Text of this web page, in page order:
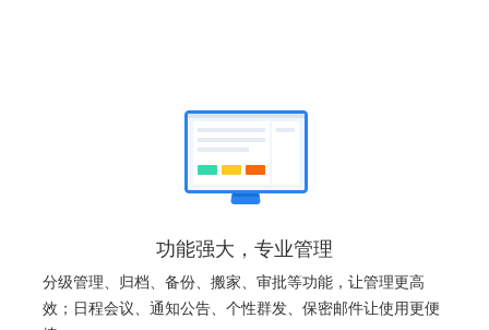
功能强大，专业管理
分级管理、归档、备份、搬家、审批等功能，让管理更高
效；日程会议、通知公告、个性群发、保密邮件让使用更便